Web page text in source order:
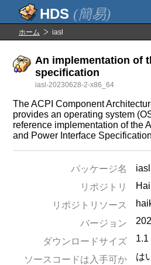
(簡易)
ホーム iasl
An implementation of
specification
iasl-20230628-2-x86_64
The ACPI Component
provides an operating system
reference implementation of the
and Power Interface
パッケージ名
iasl
リポジトリ
リポジトリソース
バージョン
ダウンロードサイズ 1.1
ソースコードは入手可か は